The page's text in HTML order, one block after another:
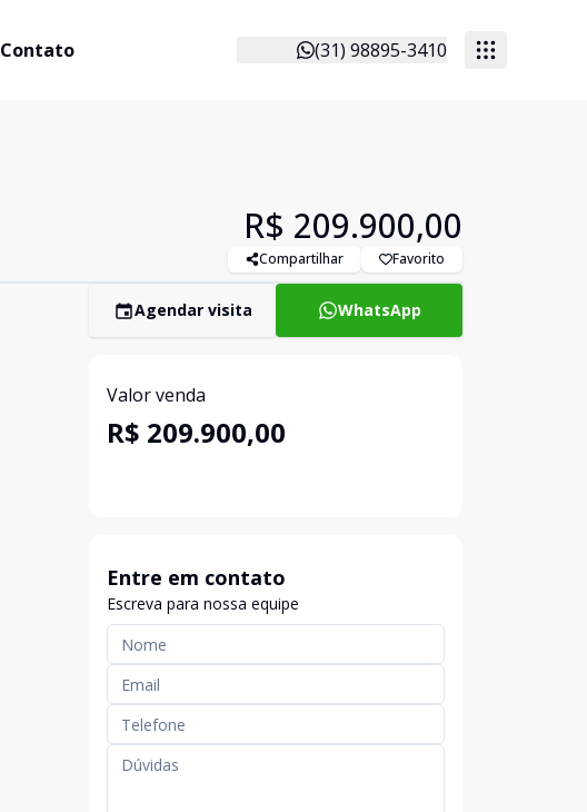
Contato (31) 98895-3410
R$ 209.900,00
Compartilhar Favorito
Agendar visita WhatsApp
Valor venda
R$ 209.900,00
Entre em contato
Escreva para nossa equipe